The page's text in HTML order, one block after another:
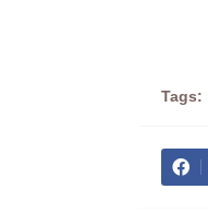
Tags: